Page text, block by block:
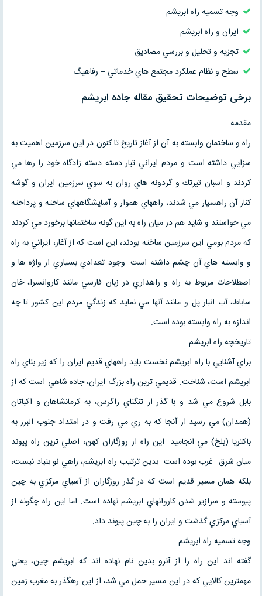
وجه تسميه راه ابريشم
ايران و راه ابريشم
تجزيه و تحليل و بررسي مصاديق
سطح و نظام عملكرد مجتمع هاي خدماتي – رفاهيگ
برخی توضیحات تحقیق مقاله جاده ابریشم
مقدمه
راه و ساختمان وابسته به آن از آغاز تاريخ تا كنون در اين سرزمين اهميت به
سزايي داشته است و مردم ايراني تبار دسته دسته زادگاه خود را رها مي
كردند و اسبان تيزتك و گردونه هاي روان به سوي سرزمين ايران و گوشه
كنار آن راهسپار مي شدند، راههاي هموار و آسايشگاههاي ساخته و پرداخته
مي خواستند و شايد هم در ميان راه به اين گونه ساختمانها برخورد مي كردند
كه مردم بومي اين سرزمين ساخته بودند، اين است كه از آغاز، ايراني به راه
و وابسته هاي آن چشم داشته است. وجود تعدادي بسياري از واژه ها و
اصطلاحات مربوط به راه و راهداري در زبان فارسي مانند كاروانسرا، خان
ساباط، آب انبار پل و مانند آنها مي نمايد كه زندگي مردم اين كشور تا چه
اندازه به راه وابسته بوده است.
تاريخچه راه ابريشم
براي آشنايي با راه ابريشم نخست بايد راههاي قديم ايران را كه زير بناي راه
ابريشم است، شناخت. قديمي ترين راه بزرگ ايران، جاده شاهي است كه از
بابل شروع مي شد و با گذر از تنگناي زاگرس، به كرمانشاهان و اكباتان
(همدان) مي رسيد از آنجا كه به ري مي رفت و در امتداد جنوب البرز به
باكتريا (بلخ) مي انجاميد. اين راه از روزگاران كهن، اصلي ترين راه پيوند
ميان شرق غرب بوده است. بدين ترتيب راه ابريشم، راهي نو بنياد نيست،
بلكه همان مسير قديم است كه در گذر روزگاران از آسياي مركزي به چين
پيوسته و سرازير شدن كاروانهاي ابريشم نهاده است. اما اين راه چگونه از
آسياي مركزي گذشت و ايران را به چين پيوند داد.
وجه تسميه راه ابريشم
گفته اند اين راه را از آنرو بدين نام نهاده اند كه ابريشم چين، يعني
مهمترين كالايي كه در اين مسير حمل مي شد، از اين رهگذر به مغرب زمين